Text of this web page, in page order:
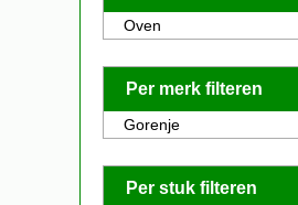
Oven
Per merk filteren
Gorenje
Per stuk filteren